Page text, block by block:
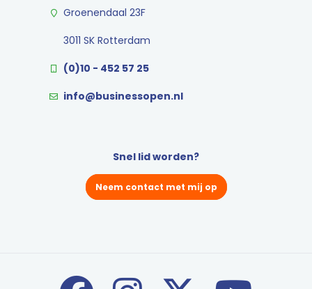
Groenendaal 23F
3011 SK Rotterdam
(0)10 - 452 57 25
info@businessopen.nl
Snel lid worden?
Neem contact met mij op